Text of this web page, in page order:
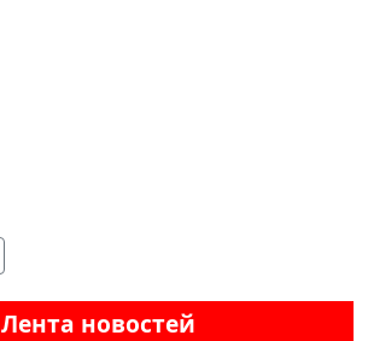
Лента новостей